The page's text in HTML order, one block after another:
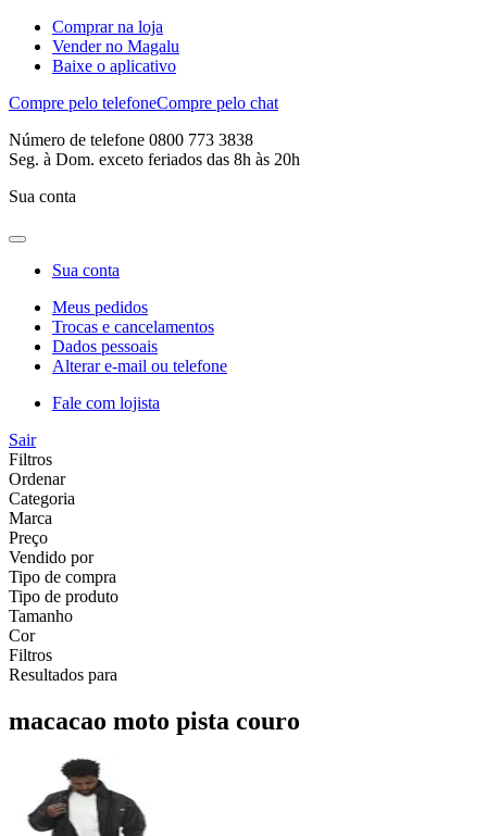
Comprar na loja
Vender no Magalu
Baixe o aplicativo
Compre pelo telefoneCompre pelo chat
Número de telefone 0800 773 3838
Seg. à Dom. exceto feriados das 8h às 20h
Sua conta
Sua conta
Meus pedidos
Trocas e cancelamentos
Dados pessoais
Alterar e-mail ou telefone
Fale com lojista
Sair
Filtros
Ordenar
Categoria
Marca
Preço
Vendido por
Tipo de compra
Tipo de produto
Tamanho
Cor
Filtros
Resultados para
macacao moto pista couro